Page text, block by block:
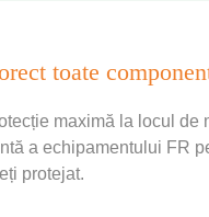
maximă la locul de
a echipamentului FR
protejat.